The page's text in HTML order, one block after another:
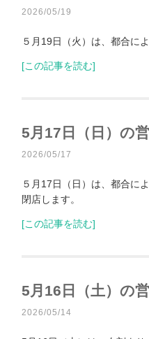
2026/05/19
５月19日（火）は、都合に
[この記事を読む]
5月17日（日）の
2026/05/17
５月17日（日）は、都合に
閉店します。
[この記事を読む]
5月16日（土）の
2026/05/14